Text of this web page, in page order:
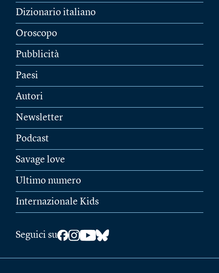
Dizionario italiano
Oroscopo
Pubblicità
Paesi
Autori
Newsletter
Podcast
Savage love
Ultimo numero
Internazionale Kids
Seguici su